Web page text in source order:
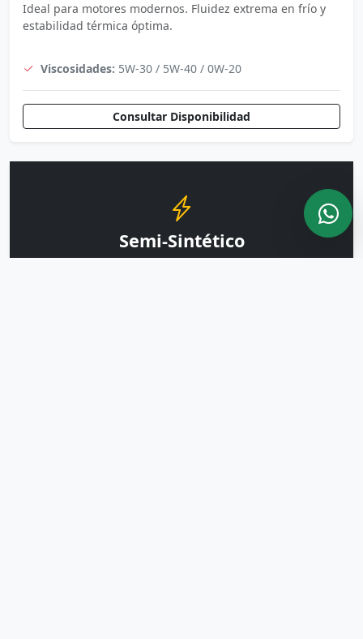
Ideal para motores modernos. Fluidez extrema en frío y
estabilidad térmica óptima.
Viscosidades: 5W-30 / 5W-40 / 0W-20
Consultar Disponibilidad
Semi-Sintético